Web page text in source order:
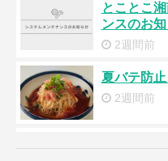
とことこ
ンスのお
2週間前
夏バテ防止
2週間前